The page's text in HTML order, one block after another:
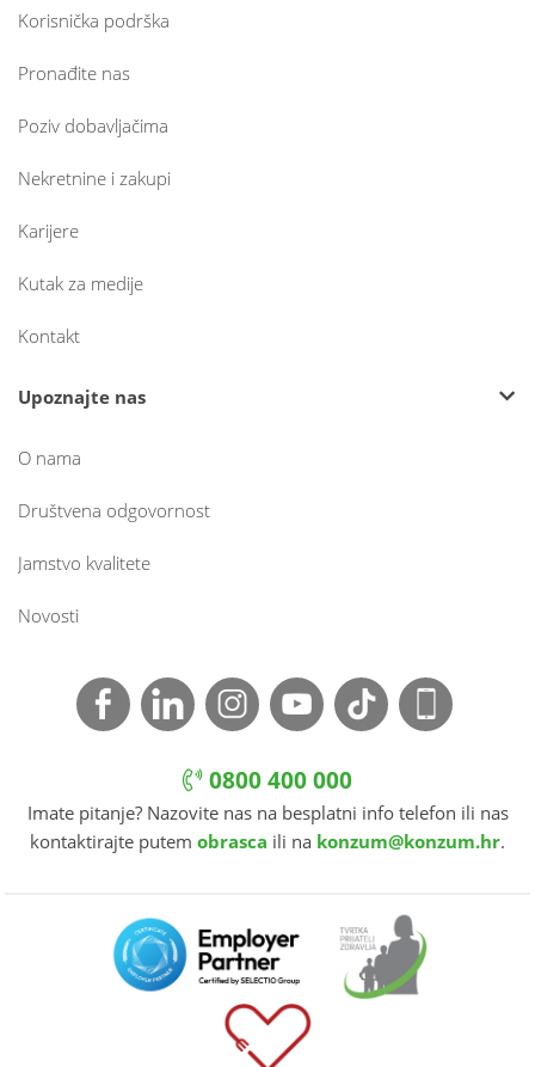
Korisnička podrška
Pronađite nas
Poziv dobavljačima
Nekretnine i zakupi
Karijere
Kutak za medije
Kontakt
Upoznajte nas
O nama
Društvena odgovornost
Jamstvo kvalitete
Novosti
0800 400 000
Imate pitanje? Nazovite nas na besplatni info telefon ili nas
kontaktirajte putem obrasca ili na konzum@konzum.hr.